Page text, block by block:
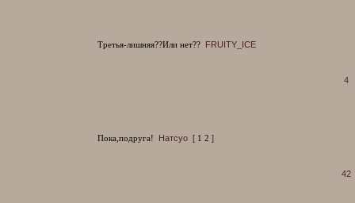
Третья-лишняя??Или нет?? FRUITY_ICE
4
Пока,подруга! Натсуо [ 1 2 ]
42